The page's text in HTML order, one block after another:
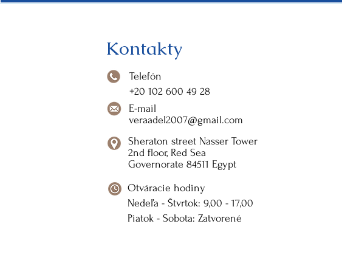
Kontakty
Telefón
+20 102 600 49 28
E-mail
veraadel2007@gmail.com
Sheraton street Nasser Tower
2nd floor, Red Sea
Governorate 84511 Egypt
Otváracie hodiny
Nedeľa - Štvrtok: 9,00 - 17,00
Piatok - Sobota: Zatvorené